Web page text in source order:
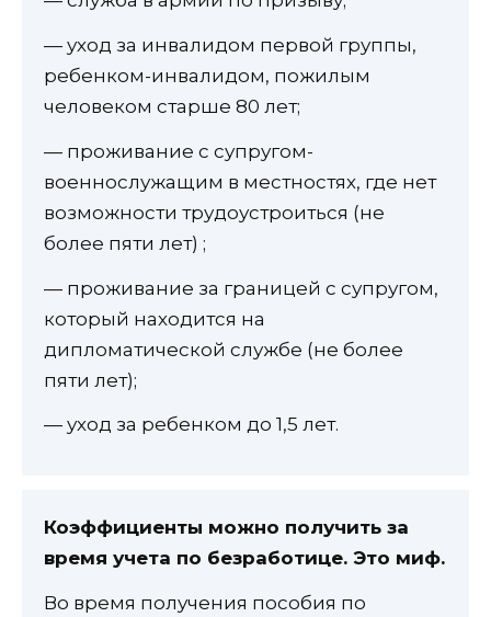
— уход за инвалидом первой группы,
ребенком-инвалидом, пожилым
человеком старше 80 лет;
— проживание с супругом-
военнослужащим в местностях, где нет
возможности трудоустроиться (не
более пяти лет) ;
— проживание за границей с супругом,
который находится на
дипломатической службе (не более
пяти лет);
— уход за ребенком до 1,5 лет.
Коэффициенты можно получить за
время учета по безработице. Это миф.
Во время получения пособия по